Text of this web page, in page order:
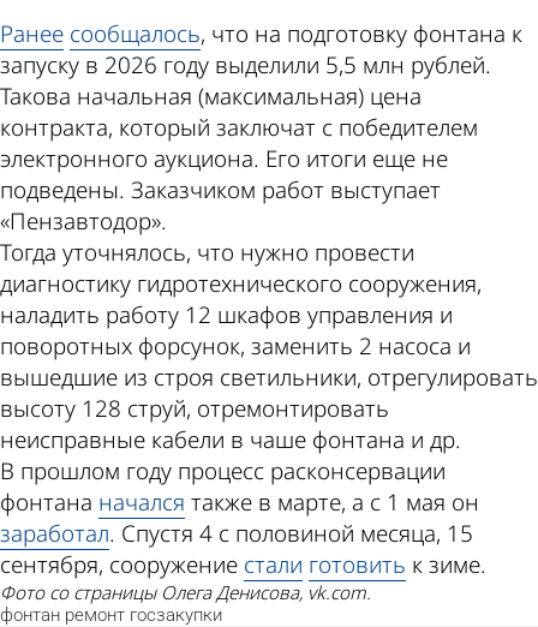
Ранее сообщалось, что на подготовку фонтана к
запуску в 2026 году выделили 5,5 млн рублей.
Такова начальная (максимальная) цена
контракта, который заключат с победителем
электронного аукциона. Его итоги еще не
подведены. Заказчиком работ выступает
«Пензавтодор».
Тогда уточнялось, что нужно провести
диагностику гидротехнического сооружения,
наладить работу 12 шкафов управления и
поворотных форсунок, заменить 2 насоса и
вышедшие из строя светильники, отрегулировать
высоту 128 струй, отремонтировать
неисправные кабели в чаше фонтана и др.
В прошлом году процесс расконсервации
фонтана начался также в марте, а с 1 мая он
заработал. Спустя 4 с половиной месяца, 15
сентября, сооружение стали готовить к зиме.
Фото со страницы Олега Денисова, vk.com.
фонтан ремонт госзакупки